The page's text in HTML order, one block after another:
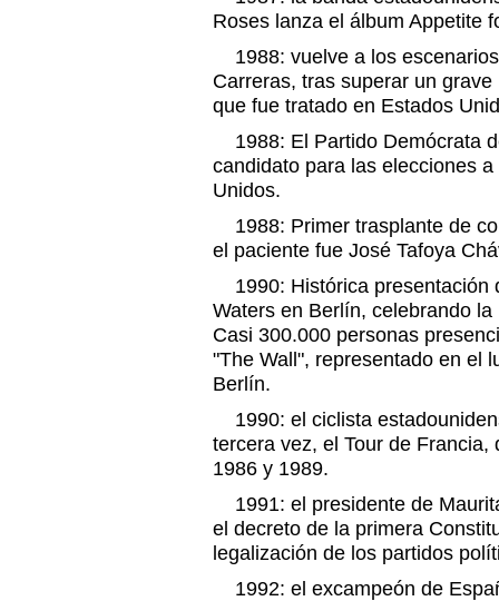
Roses lanza el álbum Appetite
1988: vuelve a los
Carreras, tras superar un
que fue tratado en Estados
1988: El Partido Demócrata
candidato para las elecciones
Unidos.
1988: Primer trasplante de
el paciente fue José Tafoya
1990: Histórica presentación
Waters en Berlín, celebrando
Casi 300.000 personas
"The Wall", representado en el
Berlín.
1990: el ciclista
tercera vez, el Tour de
1986 y 1989.
1991: el presidente de
el decreto de la primera
legalización de los partidos
1992: el excampeón de